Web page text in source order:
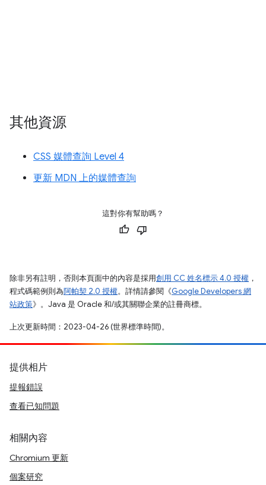
其他資源
CSS 媒體查詢 Level 4
更新 MDN 上的媒體查詢
這對你有幫助嗎？
除非另有註明，否則本頁面中的內容是採用創用 CC 姓名標示 4.0 授權 ，
程式碼範例則為阿帕契 2.0 授權。詳情請參閱《Google Developers 網
站政策》。Java 是 Oracle 和/或其關聯企業的註冊商標。
上次更新時間：2023-04-26 (世界標準時間)。
提供相片
提報錯誤
查看已知問題
相關內容
Chromium 更新
個案研究